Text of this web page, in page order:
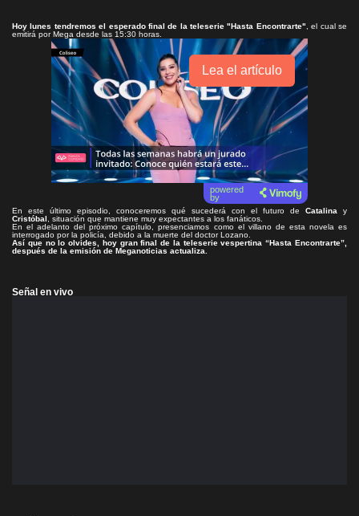
Hoy lunes tendremos el esperado final de la teleserie"Hasta Encontrarte" , el cual se
emitirá por Mega desde las 15:30 horas.
Lea el artículo
powered
by
En este último episodio, conoceremos qué sucederá con el futuro de Catalina y
Cristóbal , situación que mantiene muy expectantes a los fanáticos.
En el adelanto del próximo capítulo, presenciamos como el villano de esta novela es
interrogado por la policía, debido a la muerte del doctor Lozano.
Así que no lo olvides, hoy gran final de la teleserie vespertina “Hasta Encontrarte”,
después de la emisión de Meganoticias actualiza.
Señal en vivo